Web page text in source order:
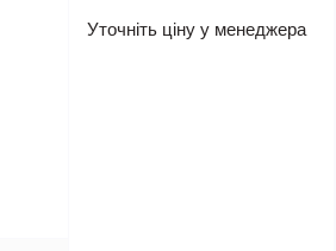
Уточніть ціну у менеджера